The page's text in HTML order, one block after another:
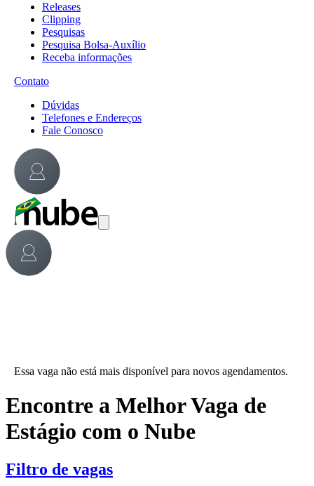
Releases
Clipping
Pesquisas
Pesquisa Bolsa-Auxílio
Receba informações
Contato
Dúvidas
Telefones e Endereços
Fale Conosco
Essa vaga não está mais disponível para novos agendamentos.
Encontre a Melhor Vaga de
Estágio com o Nube
Filtro de vagas